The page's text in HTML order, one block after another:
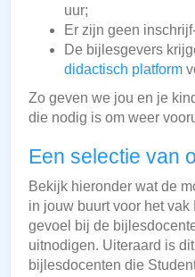
uur;
Er zijn geen
De bijlesgevers
didactisch platform
Zo geven we jou en je
die nodig is om weer
Een selectie van
Bekijk hieronder wat de
in jouw buurt voor het
gevoel bij de
uitnodigen. Uiteraard is
bijlesdocenten die